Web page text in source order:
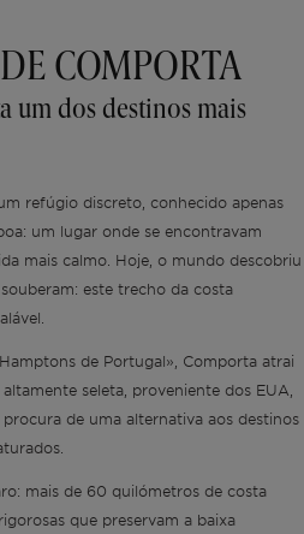
COMPORTA
um dos destinos mais
refúgio discreto, conhecido apenas
um lugar onde se encontravam
mais calmo. Hoje, o mundo descobriu
este trecho da costa
de Portugal», Comporta atrai
seleta, proveniente dos EUA,
de uma alternativa aos destinos
mais de 60 quilómetros de costa
que preservam a baixa